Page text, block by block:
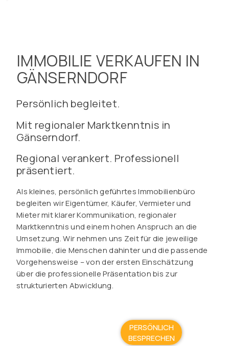
IMMOBILIE VERKAUFEN IN
GÄNSERNDORF
Persönlich begleitet.
Mit regionaler Marktkenntnis in
Gänserndorf.
Regional verankert. Professionell
präsentiert.
Als kleines, persönlich geführtes Immobilienbüro
begleiten wir Eigentümer, Käufer, Vermieter und
Mieter mit klarer Kommunikation, regionaler
Marktkenntnis und einem hohen Anspruch an die
Umsetzung. Wir nehmen uns Zeit für die jeweilige
Immobilie, die Menschen dahinter und die passende
Vorgehensweise – von der ersten Einschätzung
über die professionelle Präsentation bis zur
strukturierten Abwicklung.
PERSÖNLICH
BESPRECHEN